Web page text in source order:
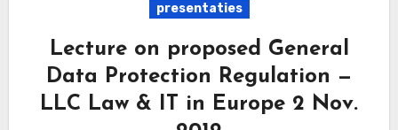
presentaties
Lecture on proposed General
Data Protection Regulation —
LLC Law & IT in Europe 2 Nov.